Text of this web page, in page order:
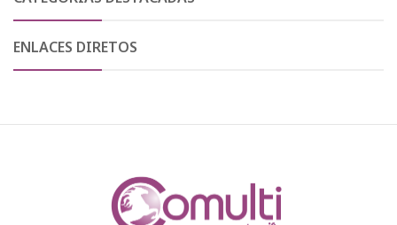
ENLACES DIRETOS